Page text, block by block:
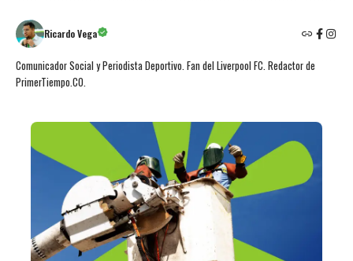
Ricardo Vega
Comunicador Social y Periodista Deportivo. Fan del Liverpool FC. Redactor de
PrimerTiempo.CO.